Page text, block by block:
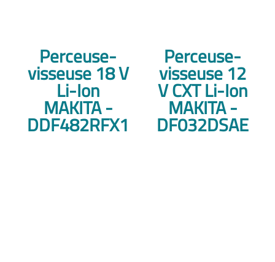
Perceuse-
visseuse 18 V
Li-Ion
MAKITA -
DDF482RFX1
Perceuse-
visseuse 12
V CXT Li-Ion
MAKITA -
DF032DSAE